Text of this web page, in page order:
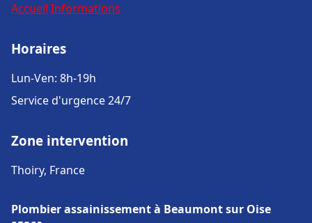
Accueil Informations
Horaires
Lun-Ven: 8h-19h
Service d'urgence 24/7
Zone intervention
Thoiry, France
Plombier assainissement à Beaumont sur Oise